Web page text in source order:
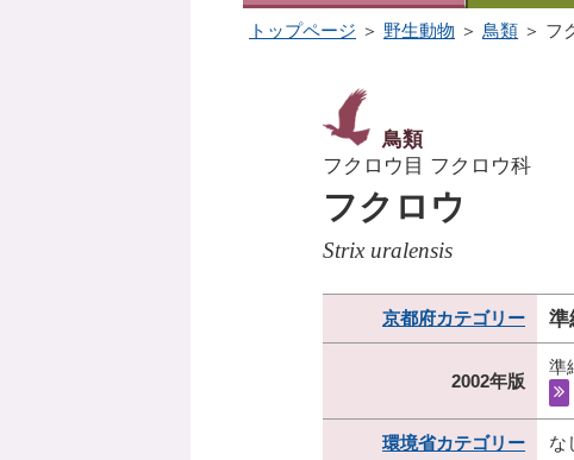
トップページ ＞ 野生動物 ＞ 鳥類 ＞ フ
鳥類
フクロウ目 フクロウ科
フクロウ
Strix uralensis
京都府カテゴリー 準
2002年版
準
環境省カテゴリー な